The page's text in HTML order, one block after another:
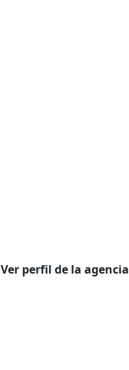
Ver perfil de la agencia